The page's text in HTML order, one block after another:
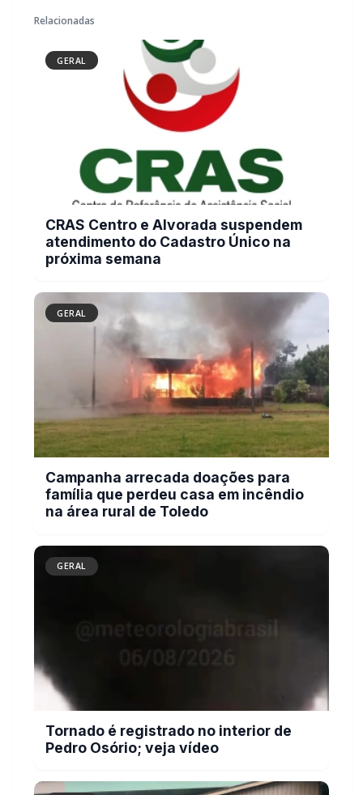
Relacionadas
GERAL
CRAS Centro e Alvorada suspendem
atendimento do Cadastro Único na
próxima semana
GERAL
Campanha arrecada doações para
família que perdeu casa em incêndio
na área rural de Toledo
GERAL
Tornado é registrado no interior de
Pedro Osório; veja vídeo